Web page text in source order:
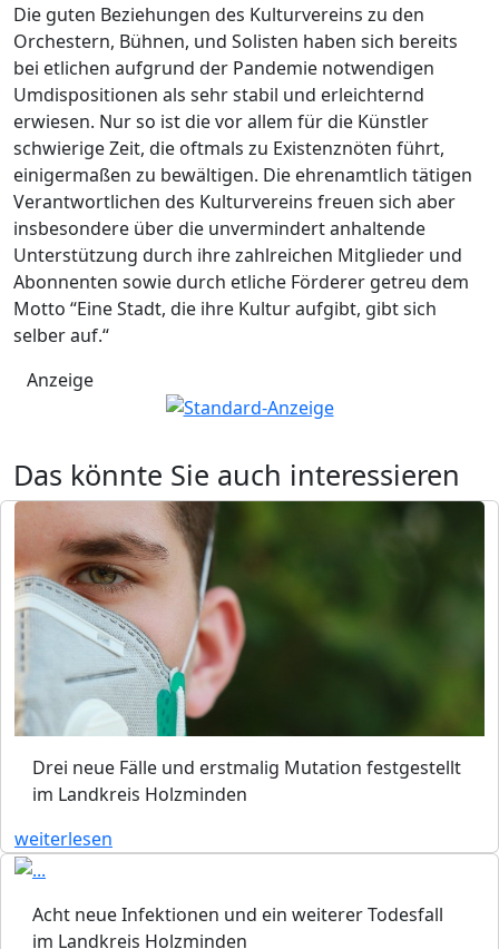
Die guten Beziehungen des Kulturvereins zu den
Orchestern, Bühnen, und Solisten haben sich bereits
bei etlichen aufgrund der Pandemie notwendigen
Umdispositionen als sehr stabil und erleichternd
erwiesen. Nur so ist die vor allem für die Künstler
schwierige Zeit, die oftmals zu Existenznöten führt,
einigermaßen zu bewältigen. Die ehrenamtlich tätigen
Verantwortlichen des Kulturvereins freuen sich aber
insbesondere über die unvermindert anhaltende
Unterstützung durch ihre zahlreichen Mitglieder und
Abonnenten sowie durch etliche Förderer getreu dem
Motto “Eine Stadt, die ihre Kultur aufgibt, gibt sich
selber auf.“
Anzeige
Das könnte Sie auch interessieren
Drei neue Fälle und erstmalig Mutation festgestellt
im Landkreis Holzminden
weiterlesen
Acht neue Infektionen und ein weiterer Todesfall
im Landkreis Holzminden